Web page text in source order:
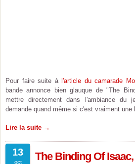
Pour faire suite à l'article du camarade
bande annonce bien glauque de "The
mettre directement dans l'ambiance du
demande quand même si c'est vraiment une
Lire la suite →
13
oct
The Binding Of